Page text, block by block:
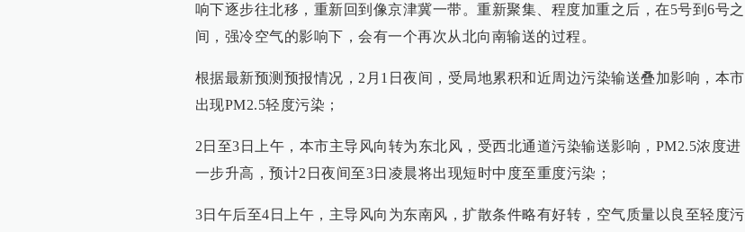
响下逐步往北移，重新回到像京津冀一带。重新聚集、程度加重之后，在5号到6号之
间，强冷空气的影响下，会有一个再次从北向南输送的过程。
根据最新预测预报情况，2月1日夜间，受局地累积和近周边污染输送叠加影响，本市
出现PM2.5轻度污染；
2日至3日上午，本市主导风向转为东北风，受西北通道污染输送影响，PM2.5浓度进
一步升高，预计2日夜间至3日凌晨将出现短时中度至重度污染；
3日午后至4日上午，主导风向为东南风，扩散条件略有好转，空气质量以良至轻度污